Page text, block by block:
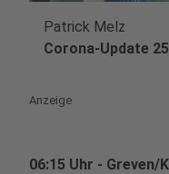
Patrick Melz
Corona-Update
Anzeige
06:15 Uhr - Greven/